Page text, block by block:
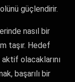
güçlendirir.
nasıl bir
taşır. Hedef
olacaklarını
başarılı bir